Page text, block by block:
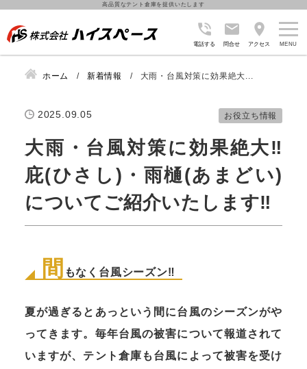
高品質なテント倉庫を提供いたします
電話する 問合せ アクセス
ホーム 新着情報 大雨・台風対策に効果絶大...
2025.09.05 お役立ち情報
大雨・台風対策に効果絶大‼
庇(ひさし)・雨樋(あまどい)
についてご紹介いたします‼
間 もなく台風シーズン‼
夏が過ぎるとあっという間に台風のシーズンがや
ってきます。毎年台風の被害について報道されて
いますが、テント倉庫も台風によって被害を受け